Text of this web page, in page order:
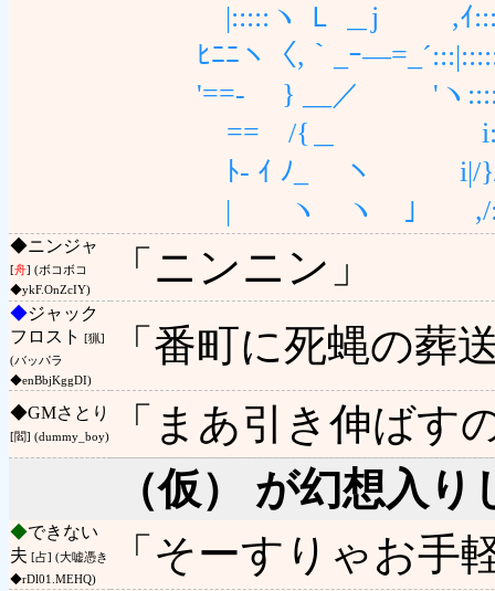
|:::::ヽ Ｌ ＿j ,ｲ:::ヽ
ﾋﾆﾆヽ〈,｀_ｰ
'==- } __／ 'ヽ
ゝ== /{＿
ﾄ- ｲ ﾉ_ ヽ i|/}/i一
| ヽ ヽ ｣ ,/::::::::|''
◆ニンジャ
[舟] (ボコボコ
◆ykF.OnZcIY)
「ニンニン」
◆ジャック
フロスト
[猟]
(バッパラ
◆enBbjKggDI)
「番町に死蝿の葬
◆GMさとり
[閻] (dummy_boy)
「まあ引き伸ば
（仮） が幻想入
◆できない
夫 [占] (大嘘憑き
◆rDl01.MEHQ)
「そーすりゃお手